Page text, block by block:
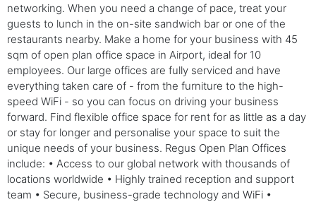
networking. When you need a change of pace, treat your
guests to lunch in the on-site sandwich bar or one of the
restaurants nearby. Make a home for your business with 45
sqm of open plan office space in Airport, ideal for 10
employees. Our large offices are fully serviced and have
everything taken care of - from the furniture to the high-
speed WiFi - so you can focus on driving your business
forward. Find flexible office space for rent for as little as a day
or stay for longer and personalise your space to suit the
unique needs of your business. Regus Open Plan Offices
include: • Access to our global network with thousands of
locations worldwide • Highly trained reception and support
team • Secure, business-grade technology and WiFi •